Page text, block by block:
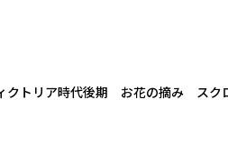
クトリア時代後期 お花の摘み スク